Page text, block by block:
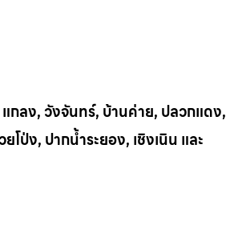
แกลง, วังจันทร์, บ้านค่าย, ปลวกแดง,
ยโป่ง, ปากน้ำระยอง, เชิงเนิน และ